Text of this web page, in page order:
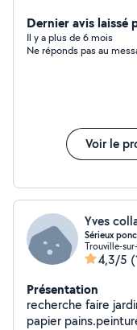
d'entraide et de
Dernier avis laissé
Il y a plus de 6 mois
Ne réponds pas au
Voir le
Yves
Sérieux
Trouville-
4,3/5
Présentation
recherche faire
papier